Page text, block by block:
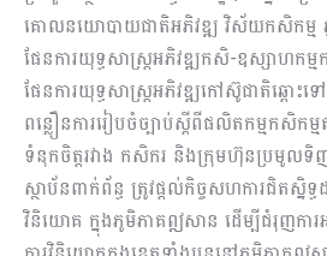
គោលនយោបាយជាតិអភិវឌ្ឍ វិស័យកសិកម្
ផែនការយុទ្ធសាស្រ្តអភិវឌ្ឍកសិ-ឧស្សាហកម្
ផែនការយុទ្ធសាស្រ្តអភិវឌ្ឍកៅស៊ូជាតិឆ្ពោះ
ពន្លឿនការរៀបចំច្បាប់ស្តីពីផលិតកម្មកសិកម្ម
ទំនុកចិត្តរវាង កសិករ និងក្រុមហ៊ុនប្រមូល
ស្ថាប័នពាក់ព័ន្ធ ត្រូវផ្តល់កិច្ចសហការជិតស្និទ្
វិនិយោគ ក្នុងភូមិភាគឦសាន ដើម្បីជំរុញការ